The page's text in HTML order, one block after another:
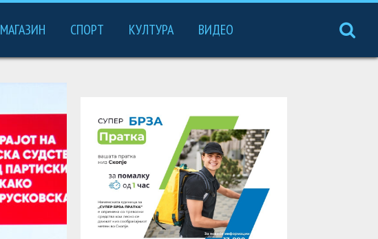
МАГАЗИН СПОРТ КУЛТУРА ВИДЕО